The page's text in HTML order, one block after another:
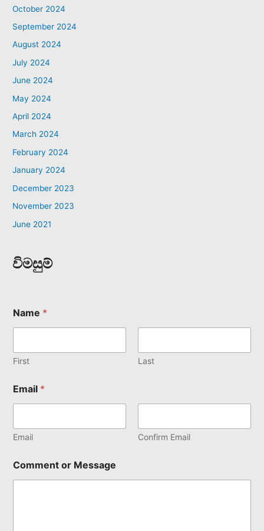
October 2024
September 2024
August 2024
July 2024
June 2024
May 2024
April 2024
March 2024
February 2024
January 2024
December 2023
November 2023
June 2021
විමසුම්
Name *
First Last
Email *
Email Confirm Email
Comment or Message